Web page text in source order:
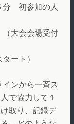
分 初参加の人
大会会場受付
ート）
ンから一斉ス
で協力して１
取り、記録デ